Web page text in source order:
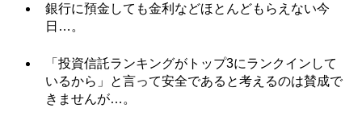
銀行に預金しても金利などほとんどもらえない今
日…。
「投資信託ランキングがトップ3にランクインして
いるから」と言って安全であると考えるのは賛成で
きませんが…。